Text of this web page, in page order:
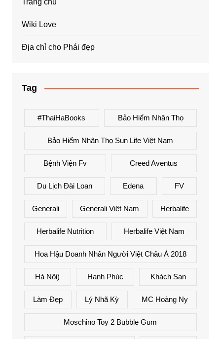
Trang chủ
Wiki Love
Địa chỉ cho Phái đẹp
Tag
#ThaiHaBooks Bảo Hiểm Nhân Thọ
Bảo Hiểm Nhân Thọ Sun Life Việt Nam
Bệnh Viện Fv Creed Aventus
Du Lịch Đài Loan Edena FV
Generali Generali Việt Nam Herbalife
Herbalife Nutrition Herbalife Việt Nam
Hoa Hậu Doanh Nhân Người Việt Châu Á 2018
Hà Nội) Hạnh Phúc Khách Sạn
Làm Đẹp Lý Nhã Kỳ MC Hoàng Ny
Moschino Toy 2 Bubble Gum